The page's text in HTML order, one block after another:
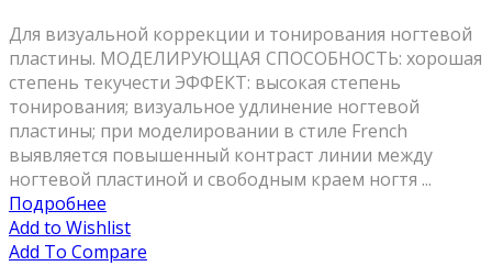
Для визуальной коррекции и тонирования ногтевой
пластины. МОДЕЛИРУЮЩАЯ СПОСОБНОСТЬ: хорошая
степень текучести ЭФФЕКТ: высокая степень
тонирования; визуальное удлинение ногтевой
пластины; при моделировании в стиле French
выявляется повышенный контраст линии между
ногтевой пластиной и свободным краем ногтя ...
Подробнее
Add to Wishlist
Add To Compare